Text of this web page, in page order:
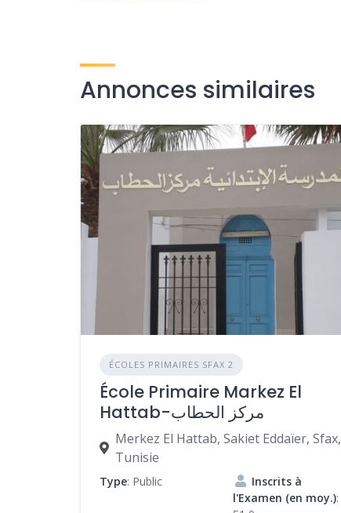
Annonces similaires
ÉCOLES PRIMAIRES SFAX 2
École Primaire Markez El
Hattab-مركز الحطاب
Merkez El Hattab, Sakiet Eddaïer, Sfax,
Tunisie
Type: Public
Inscrits à
l'Examen (en moy.):